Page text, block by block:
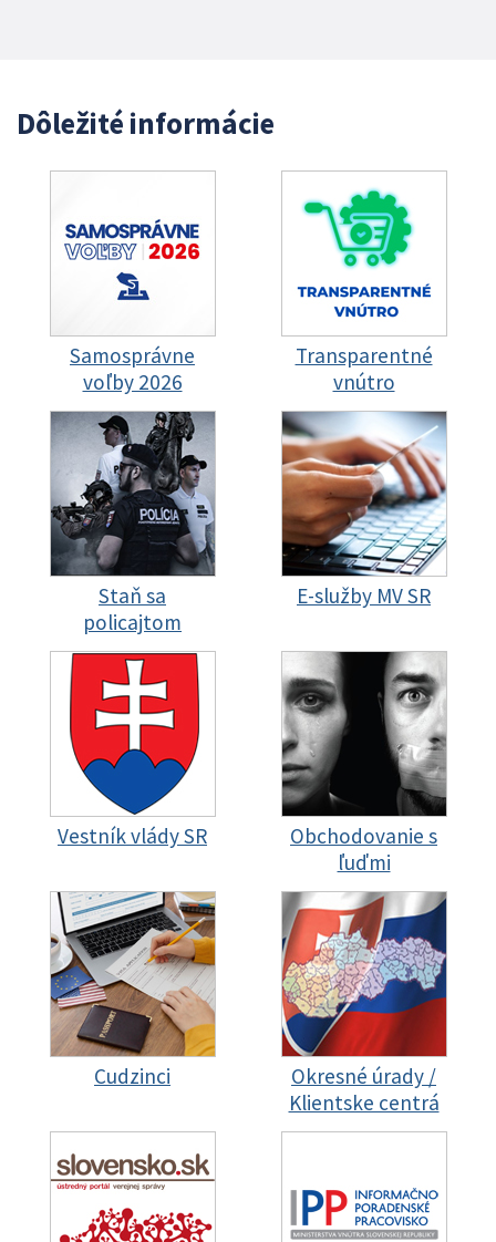
Dôležité informácie
Samosprávne
voľby 2026
Transparentné
vnútro
Staň sa
policajtom
E-služby MV SR
Vestník vlády SR
Obchodovanie s
ľuďmi
Cudzinci
Okresné úrady /
Klientske centrá